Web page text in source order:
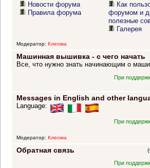
Новости форума
Правила форума
Как
форумом и
полезные
Галерея
Модератор: Клеома
Машинная вышивка - с чего начать
Все, что нужно знать начинающим о
При
Messages in English and other
Language:
При
Модератор: Клеома
Обратная связь (
При